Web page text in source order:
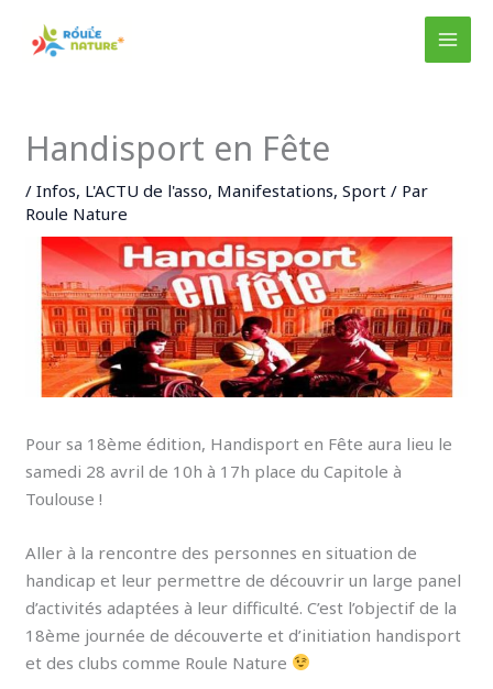
Handisport en Fête
/Infos, L'ACTU de l'asso, Manifestations,Sport / Par
Roule Nature
Pour sa 18ème édition, Handisport en Fête aura lieu le
samedi 28 avril de 10h à 17h place du Capitole à
Toulouse !
Aller à la rencontre des personnes en situation de
handicap et leur permettre de découvrir un large panel
d’activités adaptées à leur difficulté. C’est l’objectif de la
18ème journée de découverte et d’initiation handisport
et des clubs comme Roule Nature